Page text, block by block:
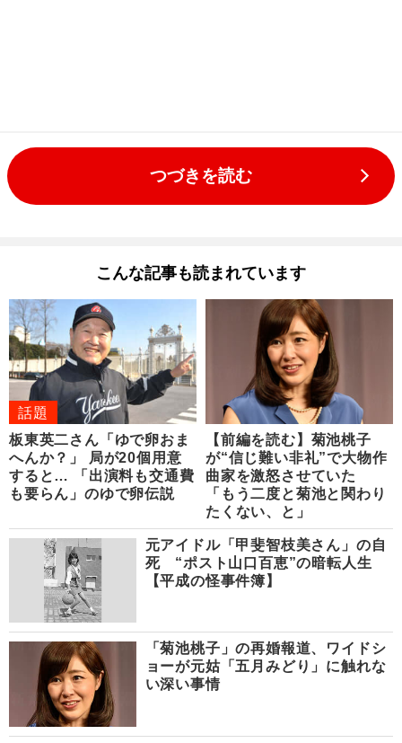
つづきを読む
こんな記事も読まれています
話題
板東英二さん「ゆで卵おま
へんか？」 局が20個用意
すると… 「出演料も交通費
も要らん」のゆで卵伝説
【前編を読む】菊池桃子
が“信じ難い非礼”で大物作
曲家を激怒させていた
「もう二度と菊池と関わり
たくない、と」
元アイドル「甲斐智枝美さん」の自
死 “ポスト山口百恵”の暗転人生
【平成の怪事件簿】
「菊池桃子」の再婚報道、ワイドシ
ョーが元姑「五月みどり」に触れな
い深い事情